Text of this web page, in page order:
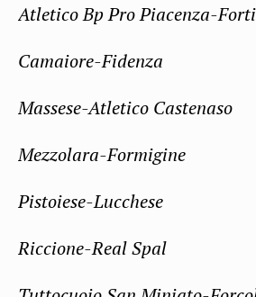
Atletico Bp Pro Piacenza-
Camaiore-Fidenza
Massese-Atletico Castenaso
Mezzolara-Formigine
Pistoiese-Lucchese
Riccione-Real Spal